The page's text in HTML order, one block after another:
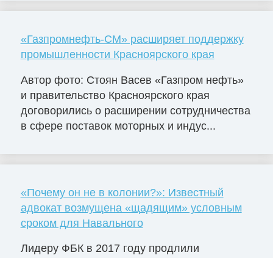
«Газпромнефть-СМ» расширяет поддержку
промышленности Красноярского края
Автор фото: Стоян Васев «Газпром нефть»
и правительство Красноярского края
договорились о расширении сотрудничества
в сфере поставок моторных и индус...
«Почему он не в колонии?»: Известный
адвокат возмущена «щадящим» условным
сроком для Навального
Лидеру ФБК в 2017 году продлили